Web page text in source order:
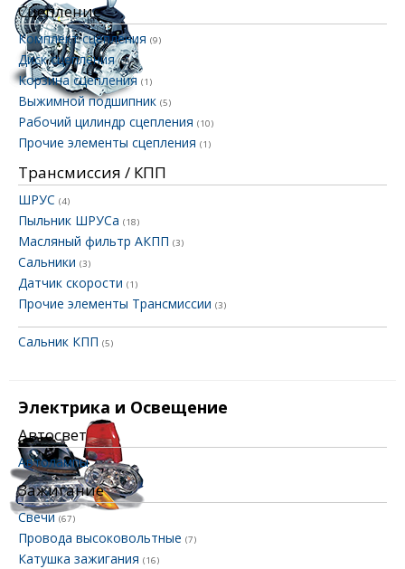
Сцепление
Комплект сцепления (9)
Диск сцепления(2)
Корзина сцепления (1)
Выжимной подшипник (5)
Рабочий цилиндр сцепления (10)
Прочие элементы сцепления (1)
Трансмиссия / КПП
ШРУС (4)
Пыльник ШРУСа (18)
Масляный фильтр АКПП (3)
Сальники (3)
Датчик скорости (1)
Прочие элементы Трансмиссии (3)
Сальник КПП (5)
Электрика и Освещение
Автосвет
Автолампы
Зажигание
Свечи(67)
Провода высоковольтные (7)
Катушка зажигания (16)